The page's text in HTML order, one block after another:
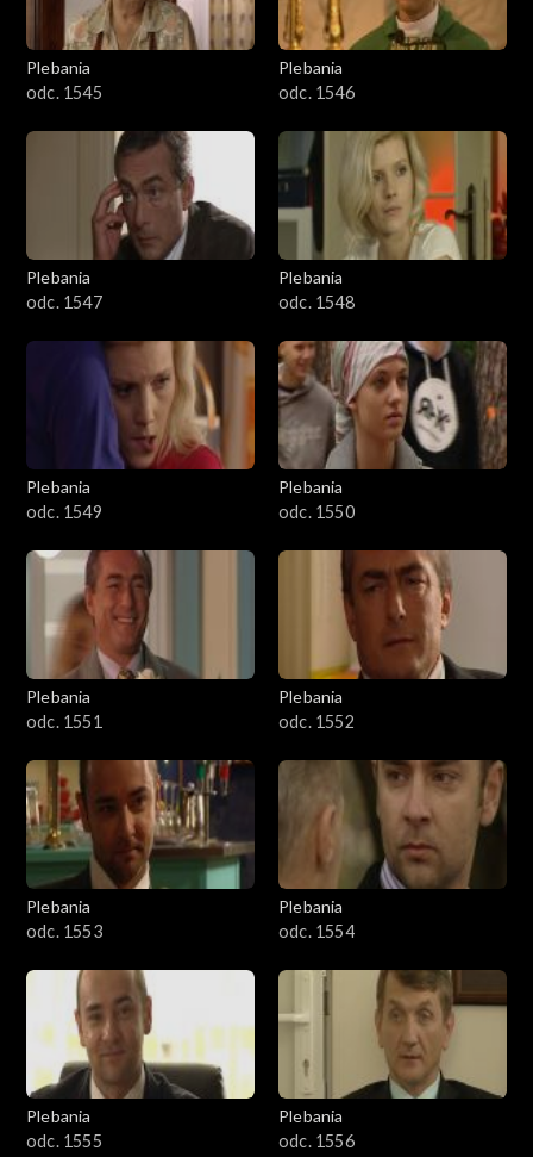
Plebania
odc. 1545
Plebania
odc. 1546
Plebania
odc. 1547
Plebania
odc. 1548
Plebania
odc. 1549
Plebania
odc. 1550
Plebania
odc. 1551
Plebania
odc. 1552
Plebania
odc. 1553
Plebania
odc. 1554
Plebania
odc. 1555
Plebania
odc. 1556